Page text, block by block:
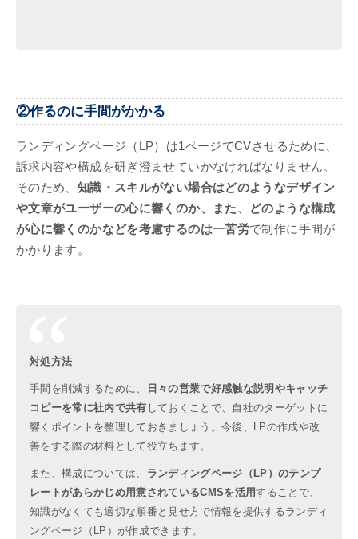
②作るのに手間がかかる
ランディングページ（LP）は1ページでCVさせるために、
訴求内容や構成を研ぎ澄ませていかなければなりません。
そのため、 知識・スキルがない場合はどのようなデザイン
や文章がユーザーの心に響くのか、また、どのような構成
が心に響くのかなどを考慮するのは一苦労で制作に手間が
かかります。
対処方法
手間を削減するために、
日々の営業で好感触な説明やキャッチ
コピーを常に社内で共有 しておくことで、自社のターゲットに
響くポイントを整理しておきましょう。今後、LPの作成や改
善をする際の材料として役立ちます。
また、構成については、 ランディングページ（LP）のテンプ
レートがあらかじめ用意されているCMSを活用することで、
知識がなくても適切な順番と見せ方で情報を提供するランディ
ングページ（LP）が作成できます。